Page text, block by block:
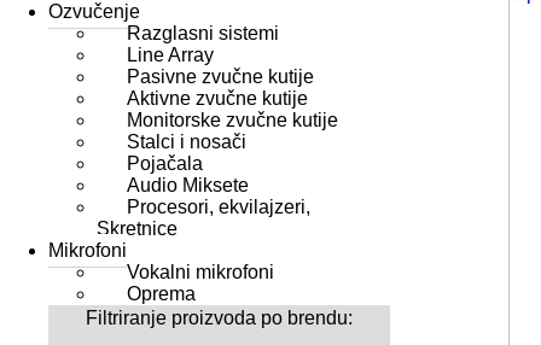
Ozvučenje
Razglasni sistemi
Line Array
Pasivne zvučne kutije
Aktivne zvučne kutije
Monitorske zvučne kutije
Stalci i nosači
Pojačala
Audio Miksete
Procesori, ekvilajzeri,
Skretnice
Mikrofoni
Vokalni mikrofoni
Oprema
Filtriranje proizvoda po brendu: